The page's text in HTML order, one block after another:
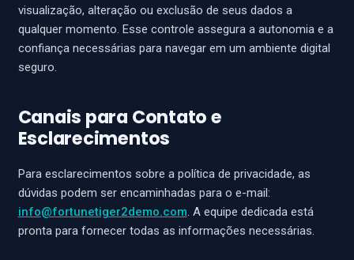
visualização, alteração ou exclusão de seus dados a
qualquer momento. Esse controle assegura a autonomia e a
confiança necessárias para navegar em um ambiente digital
seguro.
Canais para Contato e
Esclarecimentos
Para esclarecimentos sobre a política de privacidade, as
dúvidas podem ser encaminhadas para o e-mail:
info@fortunetiger2demo.com . A equipe dedicada está
pronta para fornecer todas as informações necessárias.